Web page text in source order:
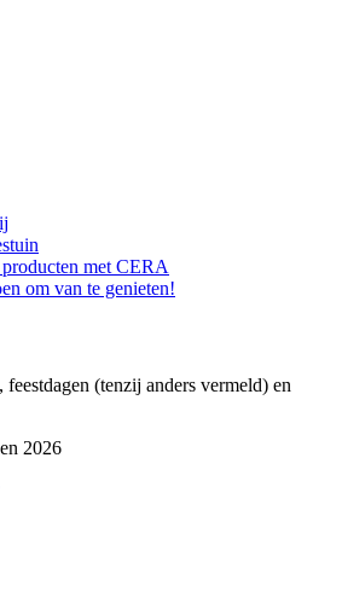
met CERA
om van te genieten!
(tenzij anders vermeld) en
2026